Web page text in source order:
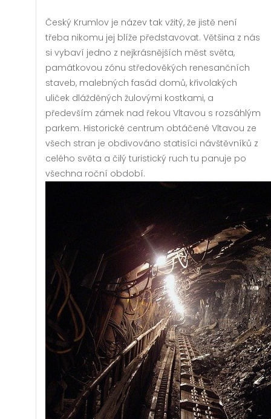
Český Krumlov je název tak vžitý, že jistě není
třeba nikomu jej blíže představovat. Většina z nás
si vybaví jedno z nejkrásnějších měst světa,
památkovou zónu středověkých renesančních
staveb, malebných fasád domů, křivolakých
uliček dlážděných žulovými kostkami, a
především zámek nad řekou Vltavou s rozsáhlým
parkem. Historické centrum obtáčené Vltavou ze
všech stran je obdivováno statisíci návštěvníků z
celého světa a čilý turistický ruch tu panuje po
všechna roční období.